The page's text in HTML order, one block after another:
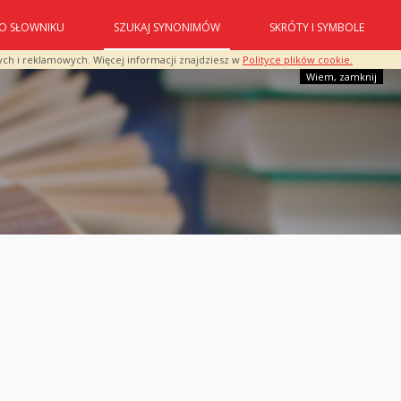
i reklamowych. Więcej informacji znajdziesz w Polityce plików cookie.
Wiem, zamknij
O SŁOWNIKU SZUKAJ SYNONIMÓW SKRÓTY I SYMBOLE